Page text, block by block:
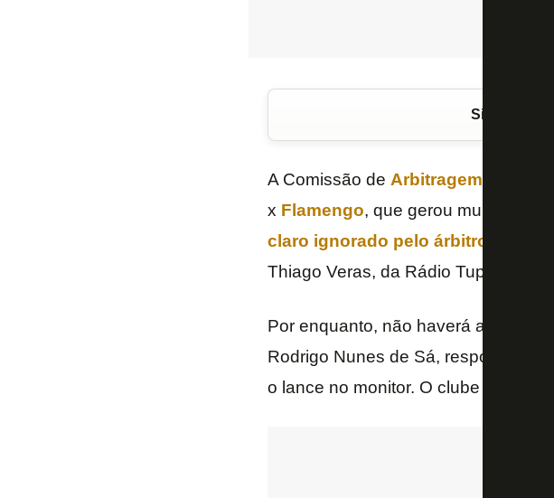
Siga o
A Comissão de Arbitragem
x Flamengo, que gerou muita
claro ignorado pelo árbitro
Thiago Veras, da Rádio Tupi.
Por enquanto, não haverá
Rodrigo Nunes de Sá, responsável
o lance no monitor. O clube